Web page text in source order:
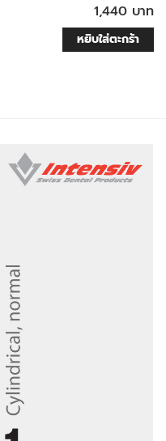
1,440 บาท
หยิบใส่ตะกร้า